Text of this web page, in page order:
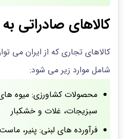
کالاهای صادراتی
کالاهای تجاری که از ایران می
شامل موارد زیر می شود:
محصولات کشاورزی: میوه
سبزیجات، غلات و خشکبار
فرآورده های لبنی: پنیر،